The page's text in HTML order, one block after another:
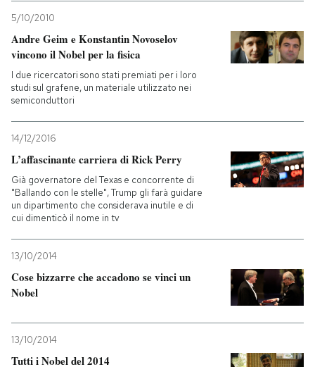
5/10/2010
Andre Geim e Konstantin Novoselov
vincono il Nobel per la fisica
I due ricercatori sono stati premiati per i loro
studi sul grafene, un materiale utilizzato nei
semiconduttori
14/12/2016
L’affascinante carriera di Rick Perry
Già governatore del Texas e concorrente di
"Ballando con le stelle", Trump gli farà guidare
un dipartimento che considerava inutile e di
cui dimenticò il nome in tv
13/10/2014
Cose bizzarre che accadono se vinci un
Nobel
13/10/2014
Tutti i Nobel del 2014